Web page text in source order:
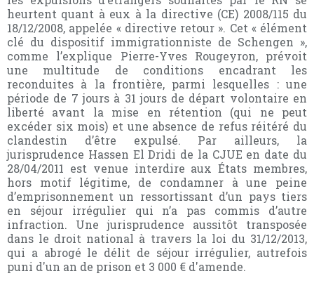
heurtent quant à eux à la directive (CE) 2008/115 du
18/12/2008, appelée « directive retour ». Cet « élément
clé du dispositif immigrationniste de Schengen »,
comme l’explique Pierre-Yves Rougeyron, prévoit
une multitude de conditions encadrant les
reconduites à la frontière, parmi lesquelles : une
période de 7 jours à 31 jours de départ volontaire en
liberté avant la mise en rétention (qui ne peut
excéder six mois) et une absence de refus réitéré du
clandestin d’être expulsé. Par ailleurs, la
jurisprudence Hassen El Dridi de la CJUE en date du
28/04/2011 est venue interdire aux États membres,
hors motif légitime, de condamner à une peine
d’emprisonnement un ressortissant d’un pays tiers
en séjour irrégulier qui n’a pas commis d’autre
infraction. Une jurisprudence aussitôt transposée
dans le droit national à travers la loi du 31/12/2013,
qui a abrogé le délit de séjour irrégulier, autrefois
puni d'un an de prison et 3 000 € d'amende.